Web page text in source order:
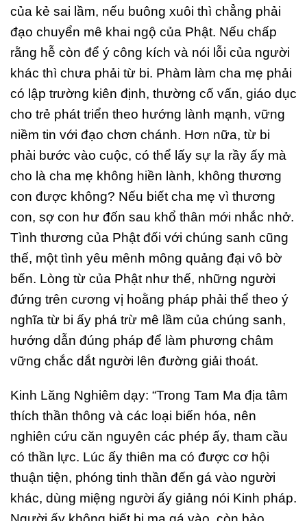
của kẻ sai lầm, nếu buông xuôi thì chẳng phải
đạo chuyển mê khai ngộ của Phật. Nếu chấp
rằng hễ còn để ý công kích và nói lỗi của người
khác thì chưa phải từ bi. Phàm làm cha mẹ phải
có lập trường kiên định, thường cố vấn, giáo dục
cho trẻ phát triển theo hướng lành mạnh, vững
niềm tin với đạo chơn chánh. Hơn nữa, từ bi
phải bước vào cuộc, có thể lấy sự la rầy ấy mà
cho là cha mẹ không hiền lành, không thương
con được không? Nếu biết cha mẹ vì thương
con, sợ con hư đốn sau khổ thân mới nhắc nhở.
Tình thương của Phật đối với chúng sanh cũng
thế, một tình yêu mênh mông quảng đại vô bờ
bến. Lòng từ của Phật như thế, những người
đứng trên cương vị hoằng pháp phải thể theo ý
nghĩa từ bi ấy phá trừ mê lầm của chúng sanh,
hướng dẫn đúng pháp để làm phương châm
vững chắc dắt người lên đường giải thoát.
Kinh Lăng Nghiêm dạy: “Trong Tam Ma địa tâm
thích thần thông và các loại biến hóa, nên
nghiên cứu căn nguyên các phép ấy, tham cầu
có thần lực. Lúc ấy thiên ma có được cơ hội
thuận tiện, phóng tinh thần đến gá vào người
khác, dùng miệng người ấy giảng nói Kinh pháp.